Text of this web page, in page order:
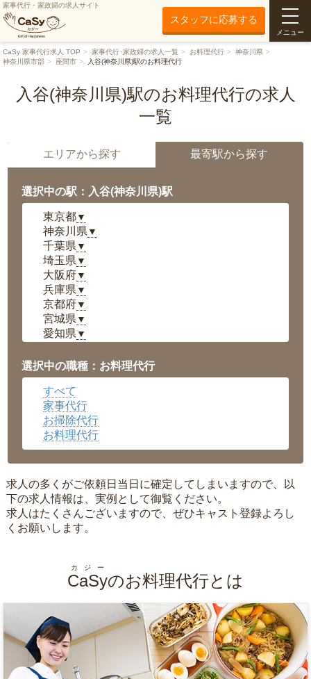
家事代行・家政婦の求人サイト
スタッフに応募する
メニュー
CaSy 家事代行求人 TOP 家事代行･家政婦の求人一覧 お料理代行
神奈川県
神奈川県市部
座間市 入谷(神奈川県)駅のお料理代行
入谷(神奈川県)駅のお料理代行の求人
一覧
エリアから探す 最寄駅から探す
選択中の駅：入谷(神奈川県)駅
東京都▼
神奈川県 ▼
千葉県 ▼
埼玉県 ▼
大阪府▼
兵庫県 ▼
京都府▼
宮城県 ▼
愛知県 ▼
岡山県▼
広島県▼
沖縄県
選択中の職種：お料理代行
すべて
家事代行
お掃除代行
お料理代行
求人の多くがご依頼日当日に確定してしまいますので、以
下の求人情報は、実例として御覧ください。
求人はたくさんございますので、ぜひキャスト登録よろし
くお願いします。
CaSy
カジー
のお料理代行とは